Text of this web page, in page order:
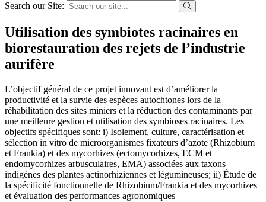
Search our Site:
Utilisation des symbiotes racinaires en
biorestauration des rejets de l’industrie
aurifère
L’objectif général de ce projet innovant est d’améliorer la
productivité et la survie des espèces autochtones lors de la
réhabilitation des sites miniers et la réduction des contaminants par
une meilleure gestion et utilisation des symbioses racinaires. Les
objectifs spécifiques sont: i) Isolement, culture, caractérisation et
sélection in vitro de microorganismes fixateurs d’azote (Rhizobium
et Frankia) et des mycorhizes (ectomycorhizes, ECM et
endomycorhizes arbusculaires, EMA) associées aux taxons
indigènes des plantes actinorhiziennes et légumineuses; ii) Étude de
la spécificité fonctionnelle de Rhizobium/Frankia et des mycorhizes
et évaluation des performances agronomiques